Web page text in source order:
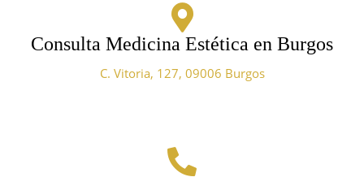
Consulta Medicina Estética en Burgos
C. Vitoria, 127, 09006 Burgos